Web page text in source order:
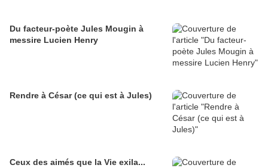
Du facteur-poète Jules Mougin à
messire Lucien Henry
Rendre à César (ce qui est à Jules)
Ceux des aimés que la Vie exila...